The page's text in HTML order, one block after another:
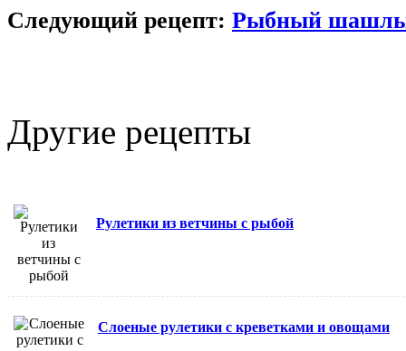
Следующий рецепт: Рыбный
Другие рецепты
Рулетики из ветчины с рыбой
Слоеные рулетики с креветками и овощами